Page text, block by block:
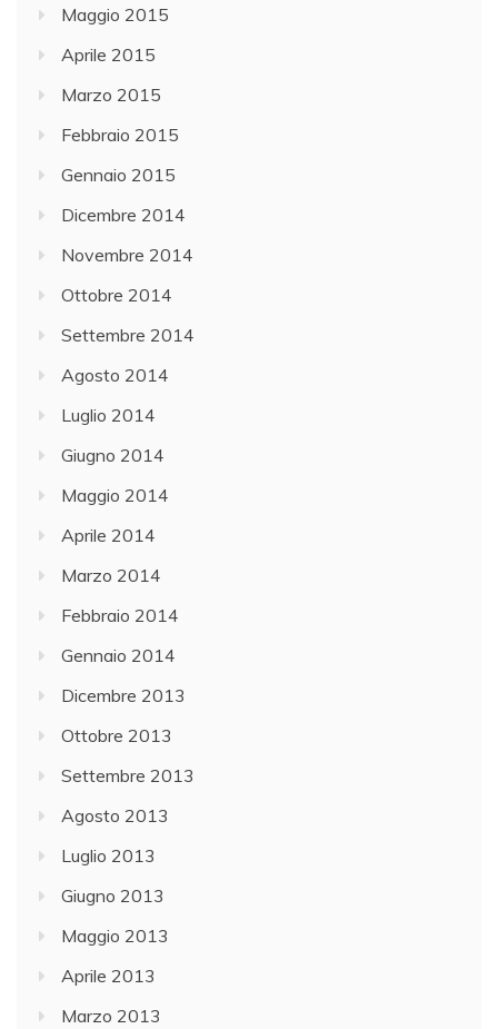
Maggio 2015
Aprile 2015
Marzo 2015
Febbraio 2015
Gennaio 2015
Dicembre 2014
Novembre 2014
Ottobre 2014
Settembre 2014
Agosto 2014
Luglio 2014
Giugno 2014
Maggio 2014
Aprile 2014
Marzo 2014
Febbraio 2014
Gennaio 2014
Dicembre 2013
Ottobre 2013
Settembre 2013
Agosto 2013
Luglio 2013
Giugno 2013
Maggio 2013
Aprile 2013
Marzo 2013